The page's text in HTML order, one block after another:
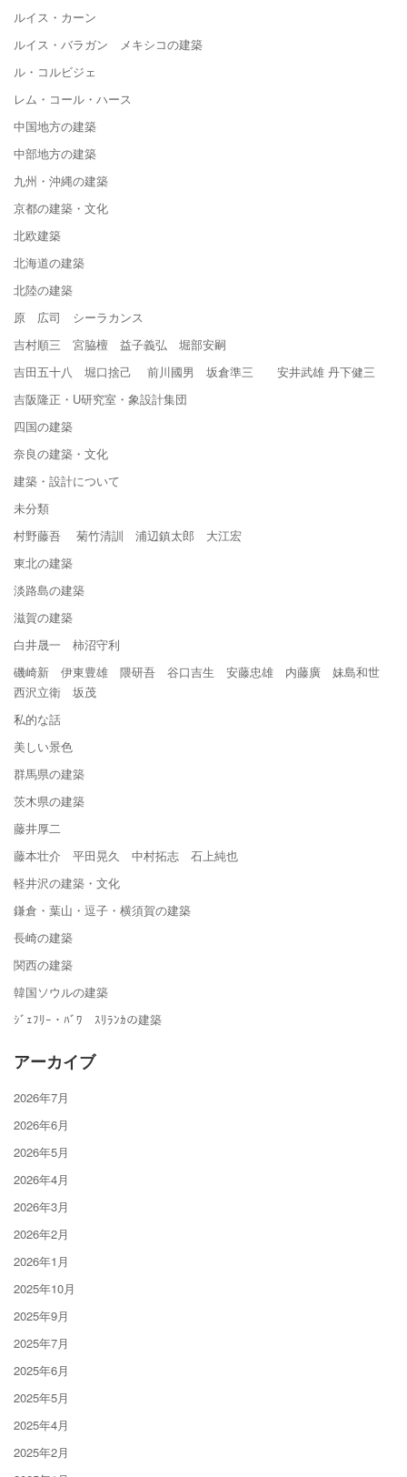
ルイス・カーン
ルイス・バラガン メキシコの建築
ル・コルビジェ
レム・コール・ハース
中国地方の建築
中部地方の建築
九州・沖縄の建築
京都の建築・文化
北欧建築
北海道の建築
北陸の建築
原 広司 シーラカンス
吉村順三 宮脇檀 益子義弘 堀部安嗣
吉田五十八 堀口捨己 前川國男 坂倉準三 安井武雄 丹下健三
吉阪隆正・U研究室・象設計集団
四国の建築
奈良の建築・文化
建築・設計について
未分類
村野藤吾 菊竹清訓 浦辺鎮太郎 大江宏
東北の建築
淡路島の建築
滋賀の建築
白井晟一 柿沼守利
磯崎新 伊東豊雄 隈研吾 谷口吉生 安藤忠雄 内藤廣 妹島和世
西沢立衛 坂茂
私的な話
美しい景色
群馬県の建築
茨木県の建築
藤井厚二
藤本壮介 平田晃久 中村拓志 石上純也
軽井沢の建築・文化
鎌倉・葉山・逗子・横須賀の建築
長崎の建築
関西の建築
韓国ソウルの建築
ｼﾞｪﾌﾘｰ・ﾊﾞﾜ ｽﾘﾗﾝｶの建築
アーカイブ
2026年7月
2026年6月
2026年5月
2026年4月
2026年3月
2026年2月
2026年1月
2025年10月
2025年9月
2025年7月
2025年6月
2025年5月
2025年4月
2025年2月